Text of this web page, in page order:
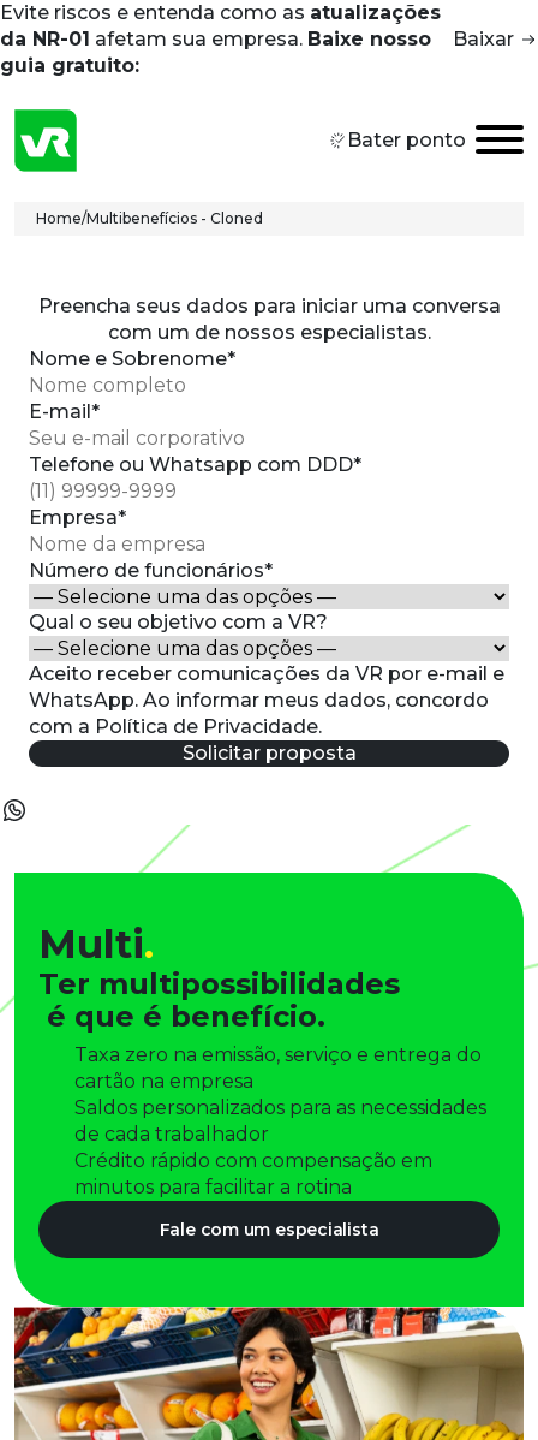
Skip to main content
Evite riscos e entenda como as atualizações
da NR-01 afetam sua empresa. Baixe nosso
guia gratuito:
Baixar
Bater ponto
Breadcrumb
Home/Multibenefícios - Cloned
Preencha seus dados para iniciar uma conversa
com um de nossos especialistas.
Nome e Sobrenome*
E-mail*
Telefone ou Whatsapp com DDD*
Empresa*
Número de funcionários*
Qual o seu objetivo com a VR?
Aceito receber comunicações da VR por e-mail e
WhatsApp. Ao informar meus dados, concordo
com a Política de Privacidade.
Solicitar proposta
Multi.
Ter multipossibilidades
é que é benefício.
Taxa zero na emissão, serviço e entrega do
cartão na empresa
Saldos personalizados para as necessidades
de cada trabalhador
Crédito rápido com compensação em
minutos para facilitar a rotina
Fale com um especialista